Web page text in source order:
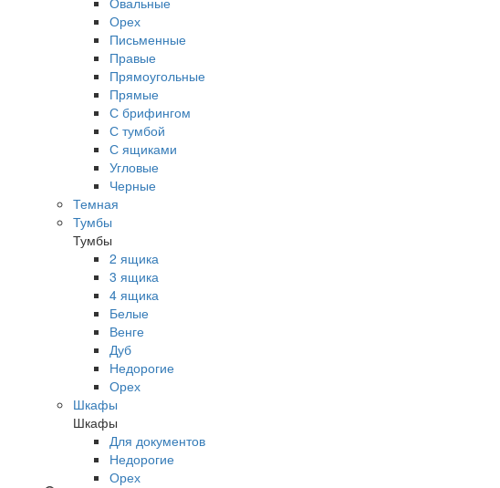
Орех
Письменные
Правые
Прямоугольные
Прямые
С брифингом
С тумбой
С ящиками
Угловые
Черные
Темная
Тумбы
Тумбы
2 ящика
3 ящика
4 ящика
Белые
Венге
Дуб
Недорогие
Орех
Шкафы
Шкафы
Для документов
Недорогие
Орех